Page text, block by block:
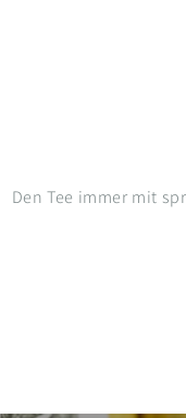
Den Tee immer mit